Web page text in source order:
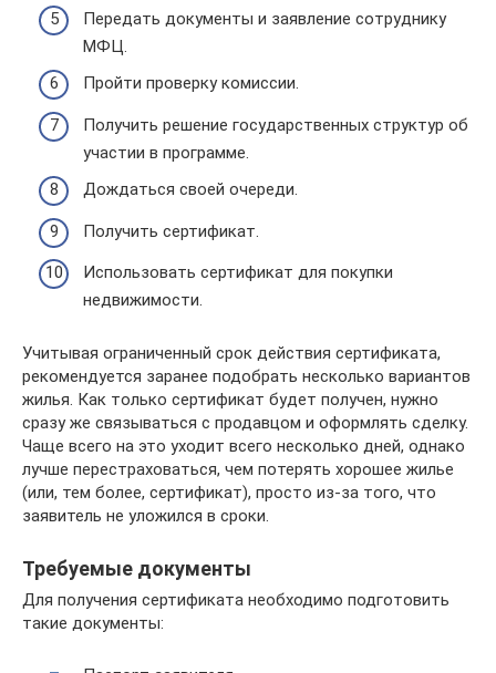
Передать документы и заявление сотруднику
МФЦ.
Пройти проверку комиссии.
Получить решение государственных структур об
участии в программе.
Дождаться своей очереди.
Получить сертификат.
Использовать сертификат для покупки
недвижимости.
Учитывая ограниченный срок действия сертификата,
рекомендуется заранее подобрать несколько вариантов
жилья. Как только сертификат будет получен, нужно
сразу же связываться с продавцом и оформлять сделку.
Чаще всего на это уходит всего несколько дней, однако
лучше перестраховаться, чем потерять хорошее жилье
(или, тем более, сертификат), просто из-за того, что
заявитель не уложился в сроки.
Требуемые документы
Для получения сертификата необходимо подготовить
такие документы: